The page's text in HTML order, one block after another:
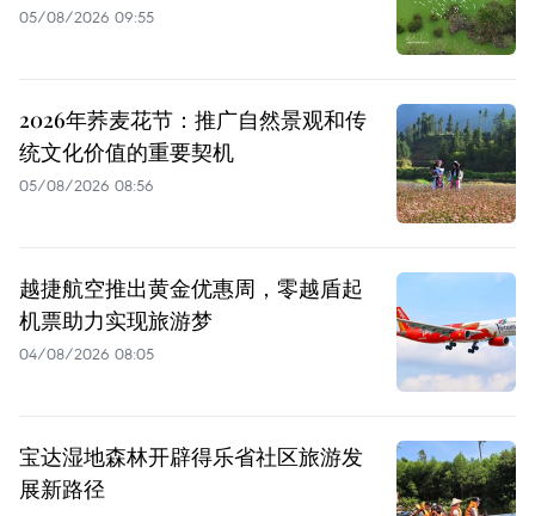
05/08/2026 09:55
2026年荞麦花节：推广自然景观和传
统文化价值的重要契机
05/08/2026 08:56
越捷航空推出黄金优惠周，零越盾起
机票助力实现旅游梦
04/08/2026 08:05
宝达湿地森林开辟得乐省社区旅游发
展新路径